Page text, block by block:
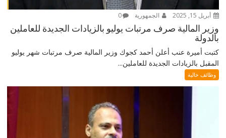
أبريل 15, 2025 الجمهورية 0
وزير المالية صرف مرتبات يوليو بالزيادات الجديدة للعاملين
بالدولة
كتبت أميرة عنب أعلن أحمد كجوك وزير المالية صرف مرتبات شهر يوليو
المقبل بالزيادات الجديدة للعاملين...
وظائف خالية